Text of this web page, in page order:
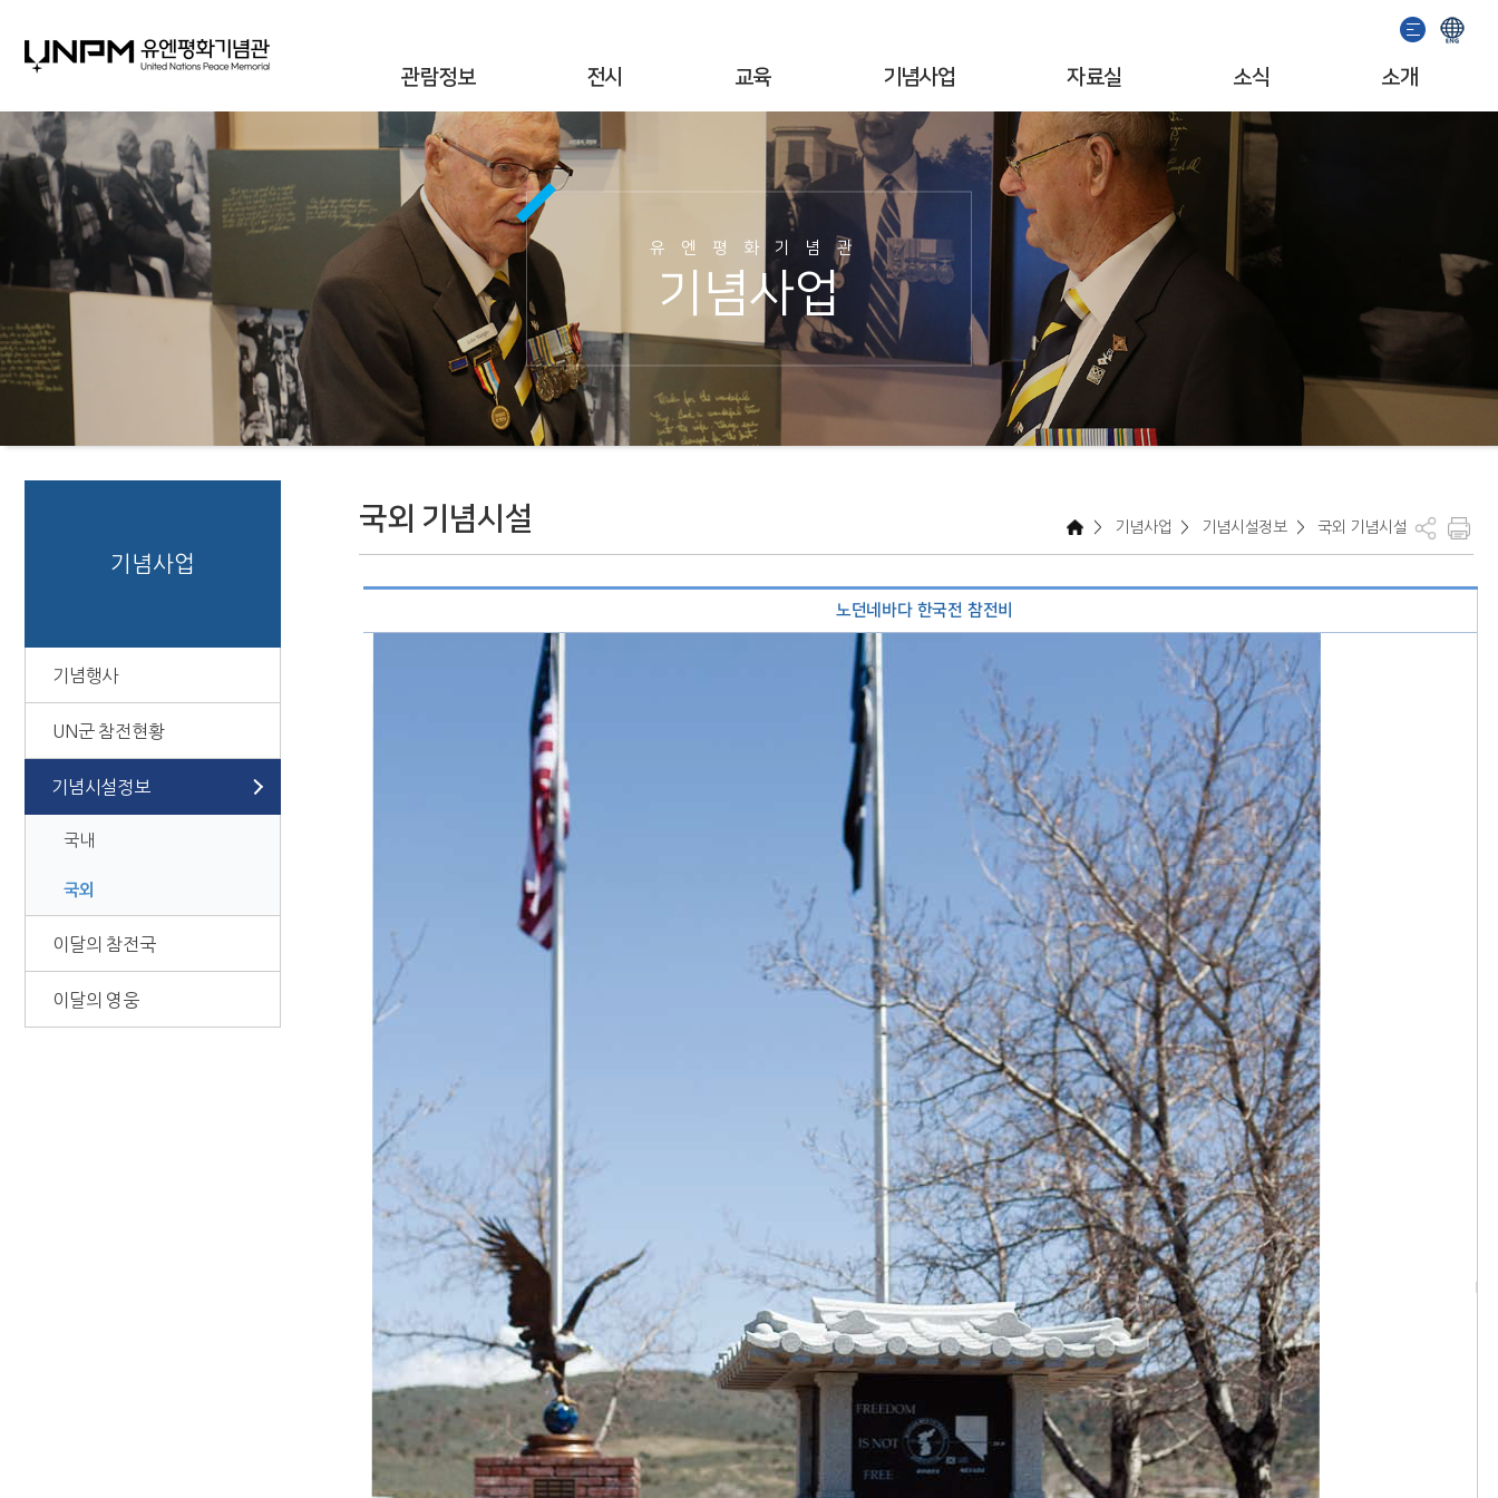
관람정보
관람안내
대관안내
시설안내
통합신청조회
오시는길
자주하는질문
전시
상설전시
6·25전쟁 캠페인
명예의 전당
교육
교육공지
현장교육
온라인 교육
교육사진
교육자료
기념사업
기념행사
UN군 참전현황
기념시설정보
이달의 참전국
이달의 영웅
자료실
이용안내
소장자료검색
발간도서
추천도서
자료기증
소식
공지사항
소개
문화예술단체
MI/캐릭터
유엔평화기념관
기념사업
기념사업
기념행사
UN군 참전현황
기념시설정보
국내
국외
이달의 참전국
이달의 영웅
국외 기념시설 > 기념사업 > 기념시설정보> 국외 기념시설
노던네바다 한국전 참전비